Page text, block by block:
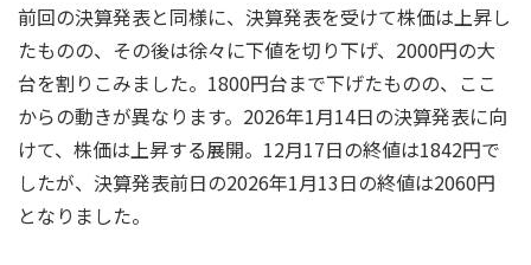
前回の決算発表と同様に、決算発表を受けて株価は上昇し
たものの、その後は徐々に下値を切り下げ、2000円の大
台を割りこみました。1800円台まで下げたものの、ここ
からの動きが異なります。2026年1月14日の決算発表に向
けて、株価は上昇する展開。12月17日の終値は1842円で
したが、決算発表前日の2026年1月13日の終値は2060円
となりました。